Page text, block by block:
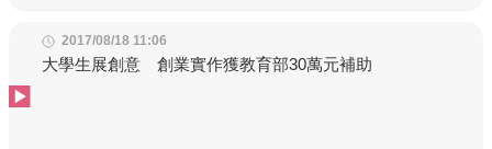
2017/08/18 11:06
大學生展創意 創業實作獲教育部30萬元補助